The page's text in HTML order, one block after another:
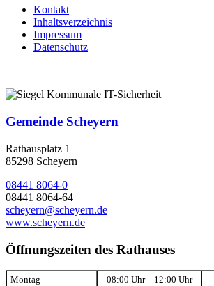
Kontakt
Inhaltsverzeichnis
Impressum
Datenschutz
Gemeinde Scheyern
Rathausplatz 1
85298 Scheyern
08441 8064-0
08441 8064-64
scheyern@scheyern.de
www.scheyern.de
Öffnungszeiten des Rathauses
Montag 08:00 Uhr – 12:00 Uhr